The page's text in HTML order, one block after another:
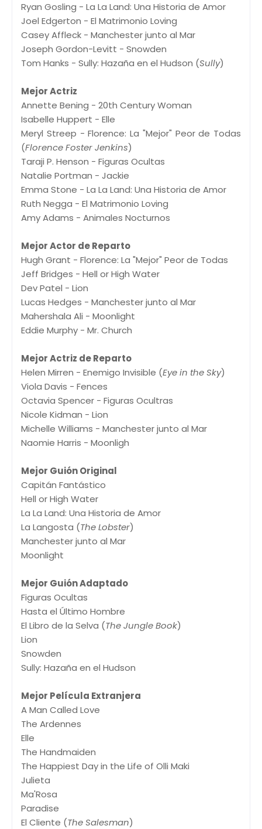
Ryan Gosling - La La Land: Una Historia de Amor
Joel Edgerton - El Matrimonio Loving
Casey Affleck - Manchester junto al Mar
Joseph Gordon-Levitt - Snowden
Tom Hanks - Sully: Hazaña en el Hudson (Sully)
Mejor Actriz
Annette Bening - 20th Century Woman
Isabelle Huppert - Elle
Meryl Streep - Florence: La "Mejor" Peor de Todas
(Florence Foster Jenkins)
Taraji P. Henson - Figuras Ocultas
Natalie Portman - Jackie
Emma Stone - La La Land: Una Historia de Amor
Ruth Negga - El Matrimonio Loving
Amy Adams - Animales Nocturnos
Mejor Actor de Reparto
Hugh Grant - Florence: La "Mejor" Peor de Todas
Jeff Bridges - Hell or High Water
Dev Patel - Lion
Lucas Hedges - Manchester junto al Mar
Mahershala Ali - Moonlight
Eddie Murphy - Mr. Church
Mejor Actriz de Reparto
Helen Mirren - Enemigo Invisible (Eye in the Sky)
Viola Davis - Fences
Octavia Spencer - Figuras Ocultras
Nicole Kidman - Lion
Michelle Williams - Manchester junto al Mar
Naomie Harris - Moonligh
Mejor Guión Original
Capitán Fantástico
Hell or High Water
La La Land: Una Historia de Amor
La Langosta (The Lobster)
Manchester junto al Mar
Moonlight
Mejor Guión Adaptado
Figuras Ocultas
Hasta el Último Hombre
El Libro de la Selva (The Jungle Book)
Lion
Snowden
Sully: Hazaña en el Hudson
Mejor Película Extranjera
A Man Called Love
The Ardennes
Elle
The Handmaiden
The Happiest Day in the Life of Olli Maki
Julieta
Ma'Rosa
Paradise
El Cliente (The Salesman)